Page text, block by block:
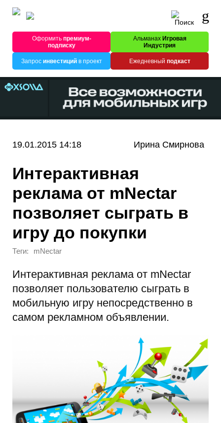
Оформитьпремиум-
подписку
Альманах Игровая
Индустрия
Запрос инвестицийв проект Ежедневный подкаст
19.01.2015 14:18 Ирина Смирнова
Интерактивная
реклама от mNectar
позволяет сыграть в
игру до покупки
Теги: mNectar
Интерактивная реклама от mNectar
позволяет пользователю сыграть в
мобильную игру непосредственно в
самом рекламном объявлении.